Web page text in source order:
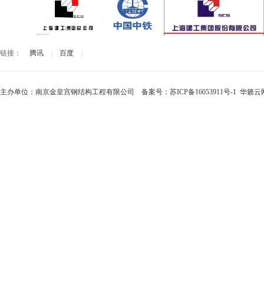
链接： 腾讯 |百度 |
主办单位：南京金皇宫钢结构工程有限公司 备案号： 苏ICP备16053911号-1 华籁云